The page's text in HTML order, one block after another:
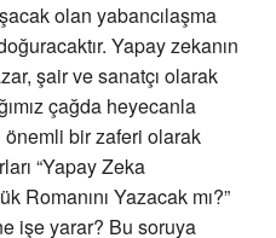
olan yabancılaşma
Yapay zekanın
şair ve sanatçı olarak
çağda heyecanla
önemli bir zaferi olarak
“Yapay Zeka
Romanını Yazacak mı?”
işe yarar? Bu soruya